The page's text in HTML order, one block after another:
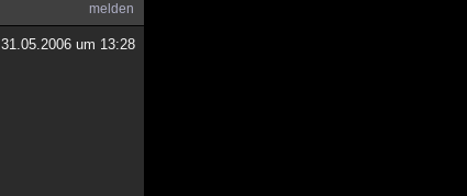
melden
31.05.2006 um 13:28